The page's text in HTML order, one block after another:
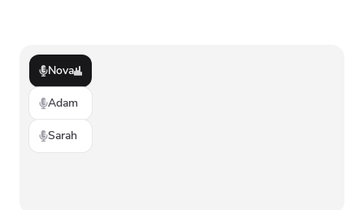
Nova
Adam
Sarah